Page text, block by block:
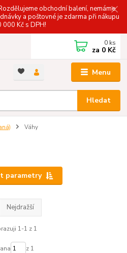
obchodní balení, nemáme
a poštovné je zdarma při nákupu
000 Kč s DPH!
Menu
Hledat
0 ks
za 0 Kč
Váhy
parametry
Nejdražší
1-1 z 1
z 1